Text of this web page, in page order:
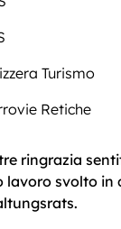
Turismo
Retiche
ringrazia
lavoro svolto